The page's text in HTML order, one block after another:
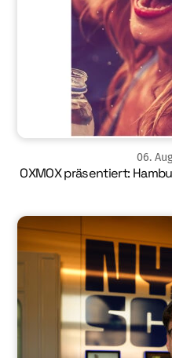
06.
OXMOX präsentiert: